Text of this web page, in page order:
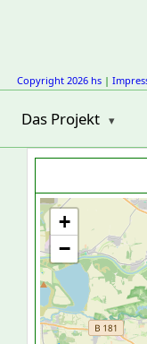
Copyright 2026 hs |
Das Projekt
+
−